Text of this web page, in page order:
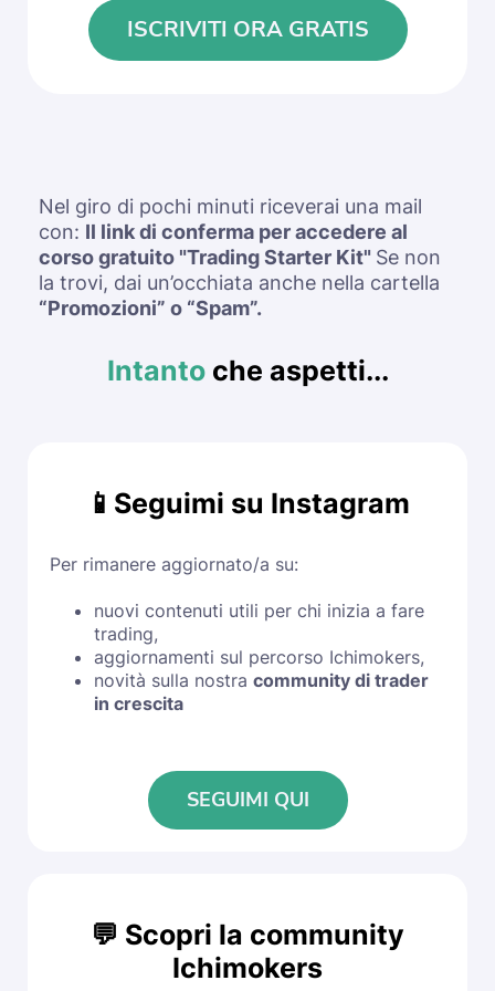
ISCRIVITI ORA GRATIS
Nel giro di pochi minuti riceverai una mail
con: Il link di conferma per accedere al
corso gratuito "Trading Starter Kit" Se non
la trovi, dai un’occhiata anche nella cartella
“Promozioni” o “Spam”.
Intantoche aspetti...
📱Seguimi su Instagram
Per rimanere aggiornato/a su:
nuovi contenuti utili per chi inizia a fare
trading,
aggiornamenti sul percorso Ichimokers,
novità sulla nostra community di trader
in crescita
SEGUIMI QUI
💬 Scopri la community
Ichimokers